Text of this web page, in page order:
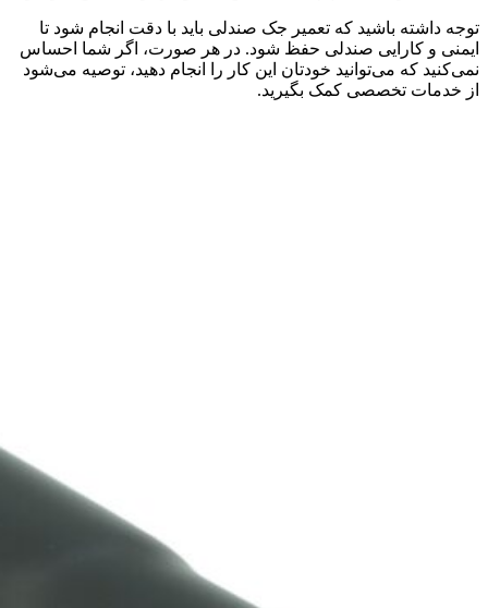
توجه داشته باشید که تعمیر جک صندلی باید با دقت انجام شود تا
ایمنی و کارایی صندلی حفظ شود. در هر صورت، اگر شما احساس
نمی‌کنید که می‌توانید خودتان این کار را انجام دهید، توصیه می‌شود
از خدمات تخصصی کمک بگیرید.